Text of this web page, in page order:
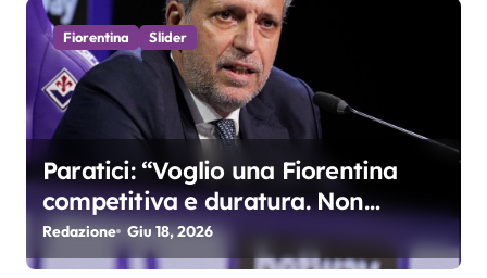
c
o
l
i
Fiorentina Slider
Paratici: “Voglio una Fiorentina
competitiva e duratura. Non
accetterei di arrivare ottavo per 4
anni di fila…”
Redazione Giu 18, 2026